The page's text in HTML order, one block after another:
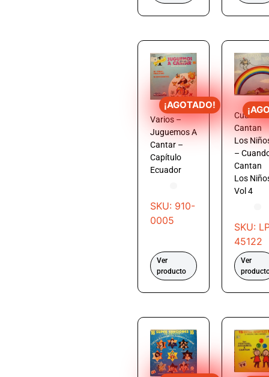
¡AGOTADO!
Varios –
Juguemos A
Cantar –
Capítulo
Ecuador
SKU: 910-
0005
Ver
producto
Cuando
Cantan
Los
–
Cantan
Los
Vol 4
SKU:
45122
Ver